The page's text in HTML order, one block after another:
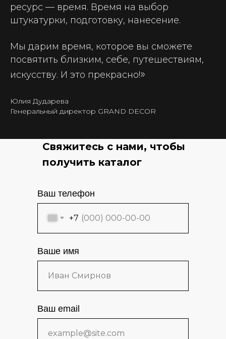
ресурс — время. Время на выбор
штукатурки, подготовку, нанесение.
Мы дарим время, которое вы сможете
посвятить близким, себе, путешествиям,
искусству. И это прекрасно!»
Юлия Дударева
Генеральный директор GRAND DECOR
Ваш телефон
+7
Ваше имя
Ваш email
Свяжитесь с нами, чтобы
получить каталог